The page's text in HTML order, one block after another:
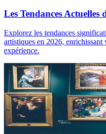
Les Tendances
Explorez les tendances
artistiques en 2026,
expérience.